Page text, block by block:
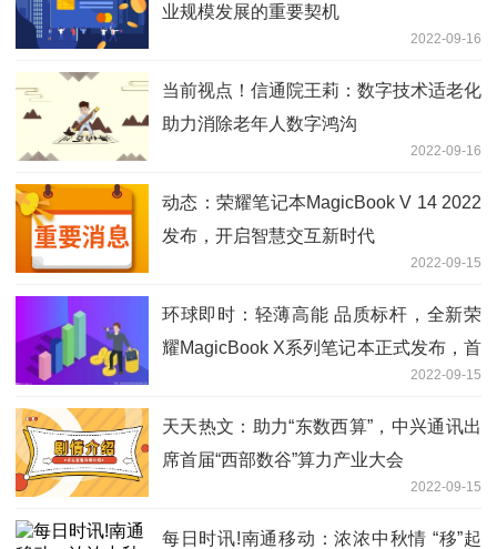
业规模发展的重要契机
2022-09-16
当前视点！信通院王莉：数字技术适老化
助力消除老年人数字鸿沟
2022-09-16
动态：荣耀笔记本MagicBook V 14 2022
发布，开启智慧交互新时代
2022-09-15
环球即时：轻薄高能 品质标杆，全新荣
耀MagicBook X系列笔记本正式发布，首
2022-09-15
天天热文：助力“东数西算”，中兴通讯出
席首届“西部数谷”算力产业大会
2022-09-15
每日时讯!南通移动：浓浓中秋情 “移”起